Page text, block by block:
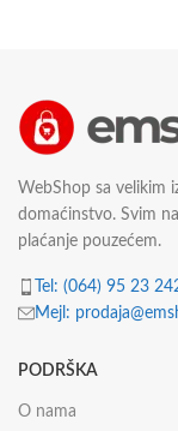
WebShop sa velikim
domaćinstvo. Svim
plaćanje pouzećem.
Tel: (064) 95 23
Mejl:
PODRŠKA
O nama